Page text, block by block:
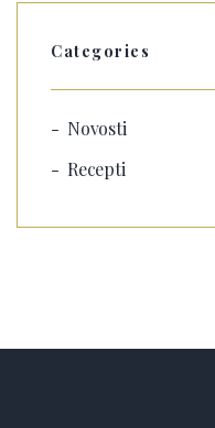
Categories
Novosti
Recepti